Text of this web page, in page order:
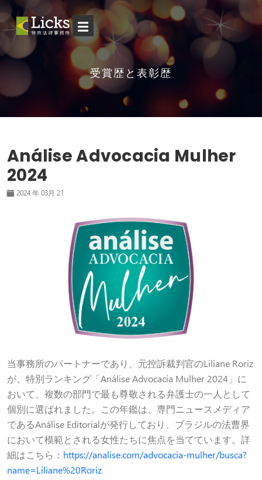
☰
受賞歴と表彰歴
Análise Advocacia Mulher
2024
2024 年 03月 21
当事務所のパートナーであり、元控訴裁判官のLiliane Roriz
が、特別ランキング「Análise Advocacia Mulher 2024」に
おいて、複数の部門で最も尊敬される弁護士の一人として
個別に選ばれました。この年鑑は、専門ニュースメディア
であるAnálise Editorialが発行しており、ブラジルの法曹界
において模範とされる女性たちに焦点を当てています。詳
細はこちら： https://analise.com/advocacia-mulher/busca?
name=Liliane%20Roriz